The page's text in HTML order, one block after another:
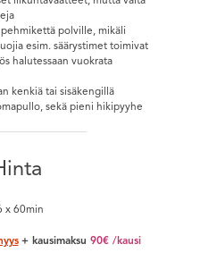
polville, mikäli
esim. säärystimet toimivat
halutessaan vuokrata
kenkiä tai sisäkengillä
sekä pieni hikipyyhe
x 60min
+ kausimaksu 90€ /kausi